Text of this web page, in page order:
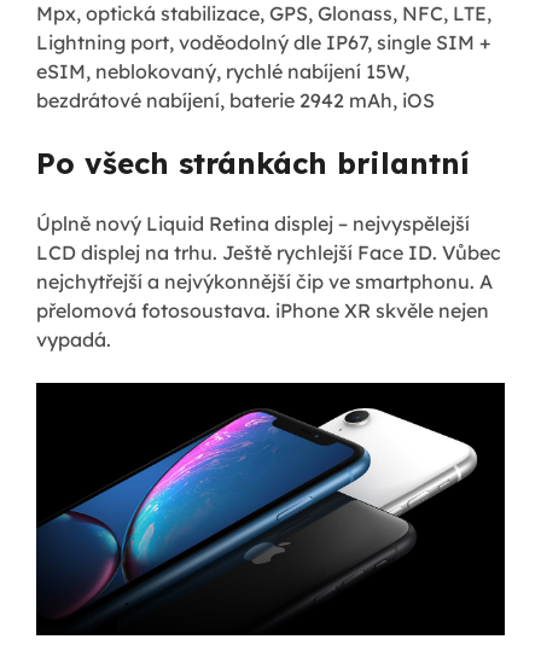
Mpx, optická stabilizace, GPS, Glonass, NFC, LTE,
Lightning port, voděodolný dle IP67, single SIM +
eSIM, neblokovaný, rychlé nabíjení 15W,
bezdrátové nabíjení, baterie 2942 mAh, iOS
Po všech stránkách brilantní
Úplně nový Liquid Retina displej – nejvyspělejší
LCD displej na trhu. Ještě rychlejší Face ID. Vůbec
nejchytřejší a nejvýkonnější čip ve smartphonu. A
přelomová fotosoustava. iPhone XR skvěle nejen
vypadá.